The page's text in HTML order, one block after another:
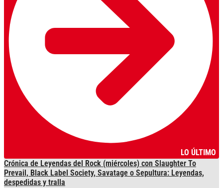
LO ÚLTIMO
Crónica de Leyendas del Rock (miércoles) con Slaughter To
Prevail, Black Label Society, Savatage o Sepultura: Leyendas,
despedidas y tralla